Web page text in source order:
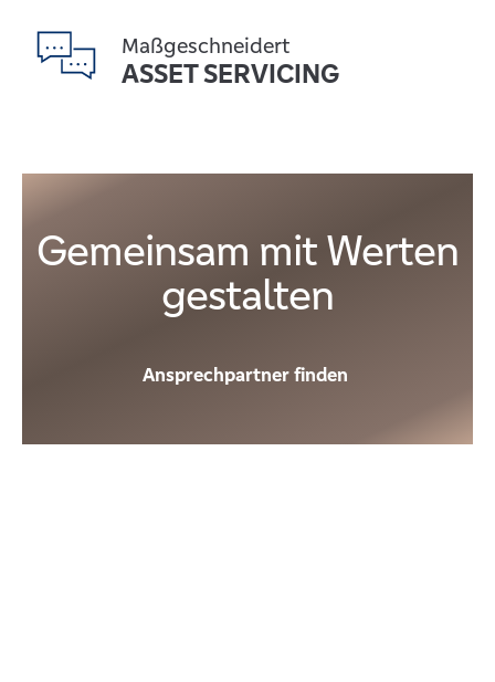
Maßgeschneidert
ASSET SERVICING
Gemeinsam mit Werten
gestalten
Ansprechpartner finden